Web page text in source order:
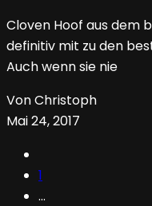
Cloven Hoof aus dem
definitiv mit zu den
Auch wenn sie nie
Von Christoph
Mai 24, 2017
1
…